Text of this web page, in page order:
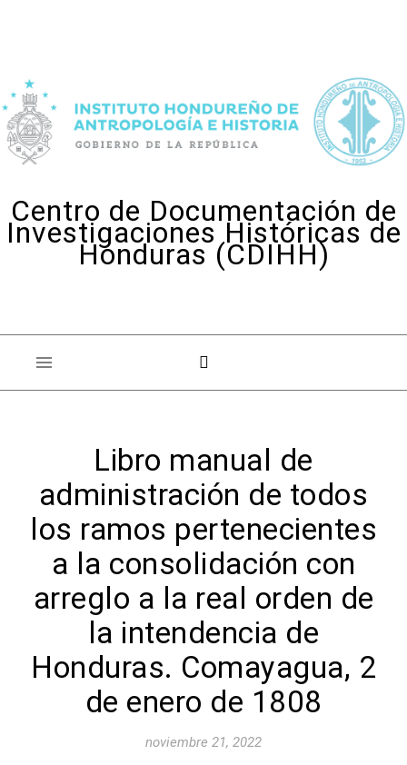
Centro de Documentación de
Investigaciones Históricas de
Honduras (CDIHH)
Libro manual de
administración de todos
los ramos pertenecientes
a la consolidación con
arreglo a la real orden de
la intendencia de
Honduras. Comayagua, 2
de enero de 1808
noviembre 21, 2022